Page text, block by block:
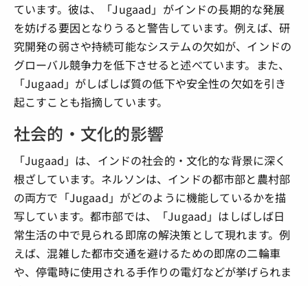
ています。彼は、「Jugaad」がインドの長期的な発展
を妨げる要因となりうると警告しています。例えば、研
究開発の弱さや持続可能なシステムの欠如が、インドの
グローバル競争力を低下させると述べています。また、
「Jugaad」がしばしば質の低下や安全性の欠如を引き
起こすことも指摘しています。
社会的・文化的影響
「Jugaad」は、インドの社会的・文化的な背景に深く
根ざしています。ネルソンは、インドの都市部と農村部
の両方で「Jugaad」がどのように機能しているかを描
写しています。都市部では、「Jugaad」はしばしば日
常生活の中で見られる即席の解決策として現れます。例
えば、混雑した都市交通を避けるための即席の二輪車
や、停電時に使用される手作りの電灯などが挙げられま